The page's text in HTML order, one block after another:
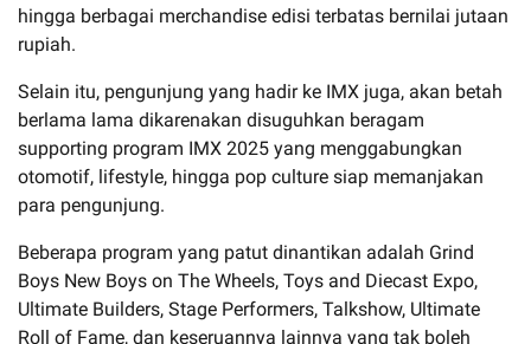
hingga berbagai merchandise edisi terbatas bernilai jutaan
rupiah.
Selain itu, pengunjung yang hadir ke IMX juga, akan betah
berlama lama dikarenakan disuguhkan beragam
supporting program IMX 2025 yang menggabungkan
otomotif, lifestyle, hingga pop culture siap memanjakan
para pengunjung.
Beberapa program yang patut dinantikan adalah Grind
Boys New Boys on The Wheels, Toys and Diecast Expo,
Ultimate Builders, Stage Performers, Talkshow, Ultimate
Roll of Fame, dan keseruannya lainnya yang tak boleh